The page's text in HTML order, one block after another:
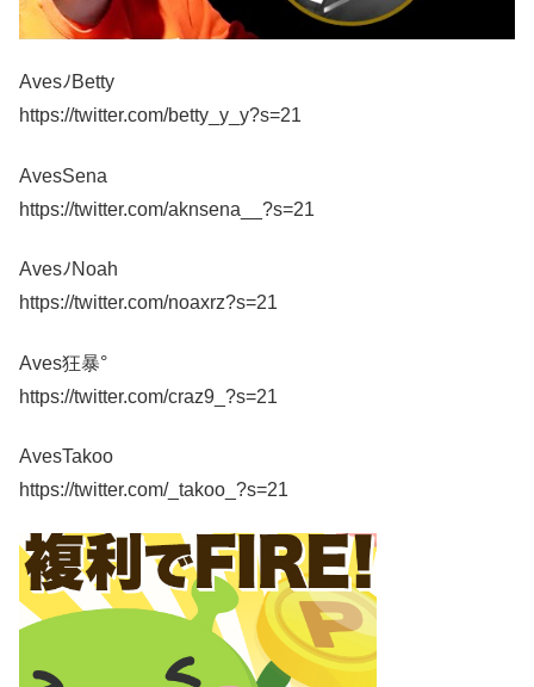
AvesﾉBetty
https://twitter.com/betty_y_y?s=21
AvesSena
https://twitter.com/aknsena__?s=21
AvesﾉNoah
https://twitter.com/noaxrz?s=21
Aves狂暴°
https://twitter.com/craz9_?s=21
AvesTakoo
https://twitter.com/_takoo_?s=21